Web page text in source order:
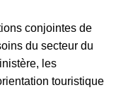
conjointes de
du secteur du
les
touristique